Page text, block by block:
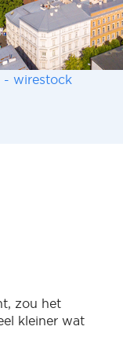
- wirestock
zou het
kleiner wat